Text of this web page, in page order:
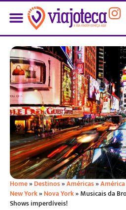
Home»Destinos»Américas»
New York»Nova York»Musicais da
Shows imperdíveis!